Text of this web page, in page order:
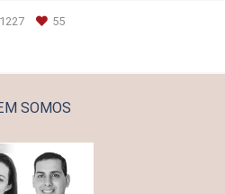
1227 55
SOMOS